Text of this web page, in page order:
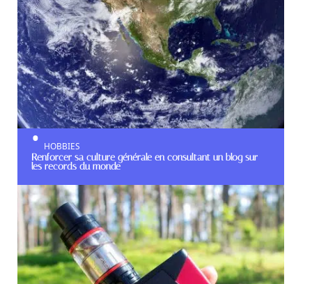
HOBBIES
Renforcer sa culture générale en consultant un blog sur
les records du monde